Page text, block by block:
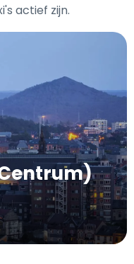
actief zijn.